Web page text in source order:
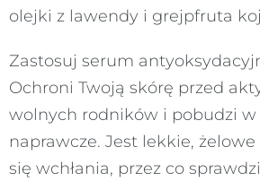
olejki z lawendy i grejpfruta
Zastosuj serum
Ochroni Twoją skórę przed
wolnych rodników i pobudzi w
naprawcze. Jest lekkie,
się wchłania, przez co